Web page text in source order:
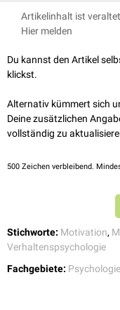
Der Begriff der
Selbstbestimmungstheorie
Sie besagt, dass
haben. Die Theorie
Intrinsische Motivation
Extrinsische Motivation
Amotivation (Fehlen
Ziele effektiv sein. Im
Artikelinhalt ist
Hier melden
Du kannst den Artikel
klickst.
Alternativ kümmert sich
Deine zusätzlichen
vollständig zu
500 Zeichen verbleibend.
Stichworte: Motivation,
Verhaltenspsychologie
Fachgebiete: Psychologie